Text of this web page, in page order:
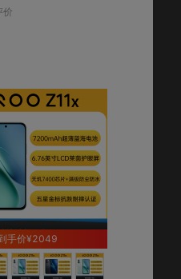
光学防抖；OriginOS
价
手价¥2049